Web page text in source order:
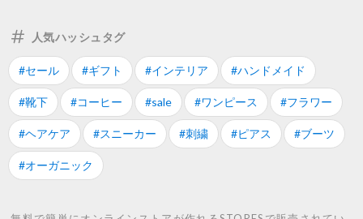
人気ハッシュタグ
#セール #ギフト #インテリア #ハンドメイド
#靴下 #コーヒー #sale #ワンピース #フラワー
#ヘアケア #スニーカー #刺繍 #ピアス #ブーツ
#オーガニック